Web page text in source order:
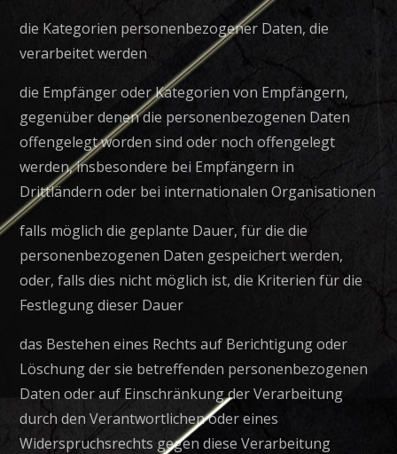
die Kategorien personenbezogener Daten, die
verarbeitet werden
die Empfänger oder Kategorien von Empfängern,
gegenüber denen die personenbezogenen Daten
offengelegt worden sind oder noch offengelegt
werden, insbesondere bei Empfängern in
Drittländern oder bei internationalen Organisationen
falls möglich die geplante Dauer, für die die
personenbezogenen Daten gespeichert werden,
oder, falls dies nicht möglich ist, die Kriterien für die
Festlegung dieser Dauer
das Bestehen eines Rechts auf Berichtigung oder
Löschung der sie betreffenden personenbezogenen
Daten oder auf Einschränkung der Verarbeitung
durch den Verantwortlichen oder eines
Widerspruchsrechts gegen diese Verarbeitung